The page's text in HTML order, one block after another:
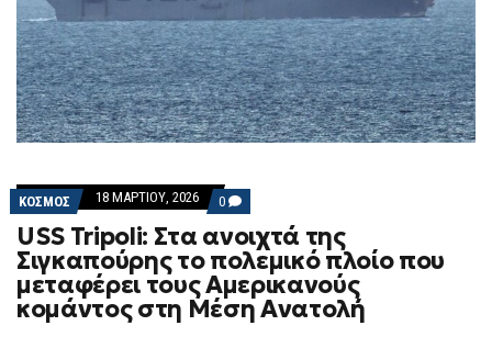
ΚΟΣΜΟΣ 18 ΜΑΡΤΊΟΥ, 2026 0 COMMENTS
ON
USS
TRIPOLI:
ΣΤΑ
ΑΝΟΙΧΤΆ
ΤΗΣ
ΣΙΓΚΑΠΟΎΡΗΣ
USS Tripoli: Στα ανοιχτά της
Σιγκαπούρης το πολεμικό πλοίο που
μεταφέρει τους Αμερικανούς
κομάντος στη Μέση Ανατολή